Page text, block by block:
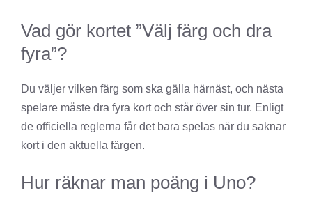
Vad gör kortet ”Välj färg och dra
fyra”?
Du väljer vilken färg som ska gälla härnäst, och nästa
spelare måste dra fyra kort och står över sin tur. Enligt
de officiella reglerna får det bara spelas när du saknar
kort i den aktuella färgen.
Hur räknar man poäng i Uno?